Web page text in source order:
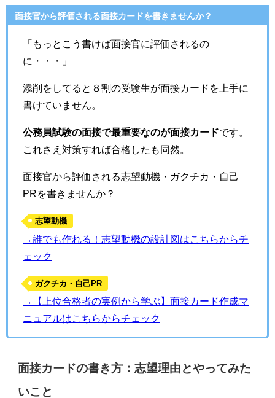
面接官から評価される面接カードを書きませんか？
「もっとこう書けば面接官に評価されるの
に・・・」
添削をしてると８割の受験生が面接カードを上手に
書けていません。
公務員試験の面接で最重要なのが面接カードです。
これさえ対策すれば合格したも同然。
面接官から評価される志望動機・ガクチカ・自己
PRを書きませんか？
志望動機
→誰でも作れる！志望動機の設計図はこちらからチ
ェック
ガクチカ・自己PR
→【上位合格者の実例から学ぶ】面接カード作成マ
ニュアルはこちらからチェック
面接カードの書き方：志望理由とやってみた
いこと